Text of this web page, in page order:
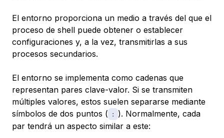
El entorno proporciona un medio a través del que el
proceso de shell puede obtener o establecer
configuraciones y, a la vez, transmitirlas a sus
procesos secundarios.
El entorno se implementa como cadenas que
representan pares clave-valor. Si se transmiten
múltiples valores, estos suelen separarse mediante
símbolos de dos puntos (
:
). Normalmente, cada
par tendrá un aspecto similar a este: